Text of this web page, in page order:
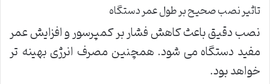
تاثیر نصب صحیح بر طول عمر دستگاه
نصب دقیق باعث کاهش فشار بر کمپرسور و افزایش عمر
مفید دستگاه می شود. همچنین مصرف انرژی بهینه تر
خواهد بود.